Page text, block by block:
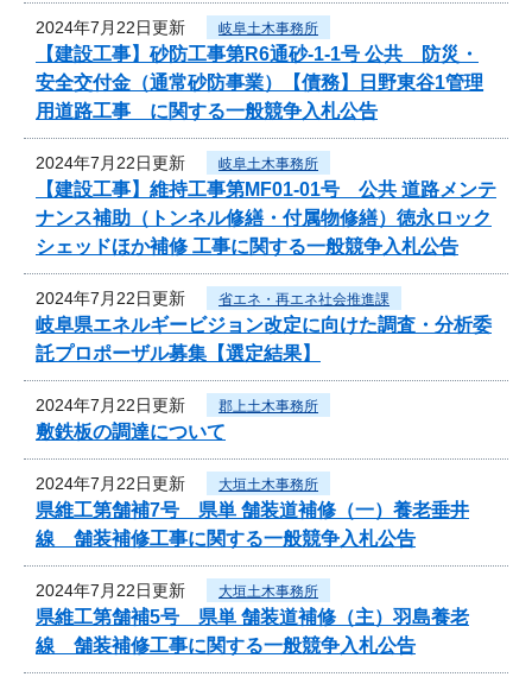
2024年7月22日更新 岐阜土木事務所
【建設工事】砂防工事第R6通砂-1-1号 公共 防災・
安全交付金（通常砂防事業）【債務】日野東谷1管理
用道路工事 に関する一般競争入札公告
2024年7月22日更新 岐阜土木事務所
【建設工事】維持工事第MF01-01号 公共 道路メンテ
ナンス補助（トンネル修繕・付属物修繕）徳永ロック
シェッドほか補修 工事に関する一般競争入札公告
2024年7月22日更新 省エネ・再エネ社会推進課
岐阜県エネルギービジョン改定に向けた調査・分析委
託プロポーザル募集【選定結果】
2024年7月22日更新 郡上土木事務所
敷鉄板の調達について
2024年7月22日更新 大垣土木事務所
県維工第舗補7号 県単 舗装道補修（一）養老垂井
線 舗装補修工事に関する一般競争入札公告
2024年7月22日更新 大垣土木事務所
県維工第舗補5号 県単 舗装道補修（主）羽島養老
線 舗装補修工事に関する一般競争入札公告